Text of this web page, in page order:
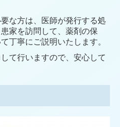
な方は、医師が発行する処
家を訪問して、薬剤の保
丁寧にご説明いたします。
て行いますので、安心して